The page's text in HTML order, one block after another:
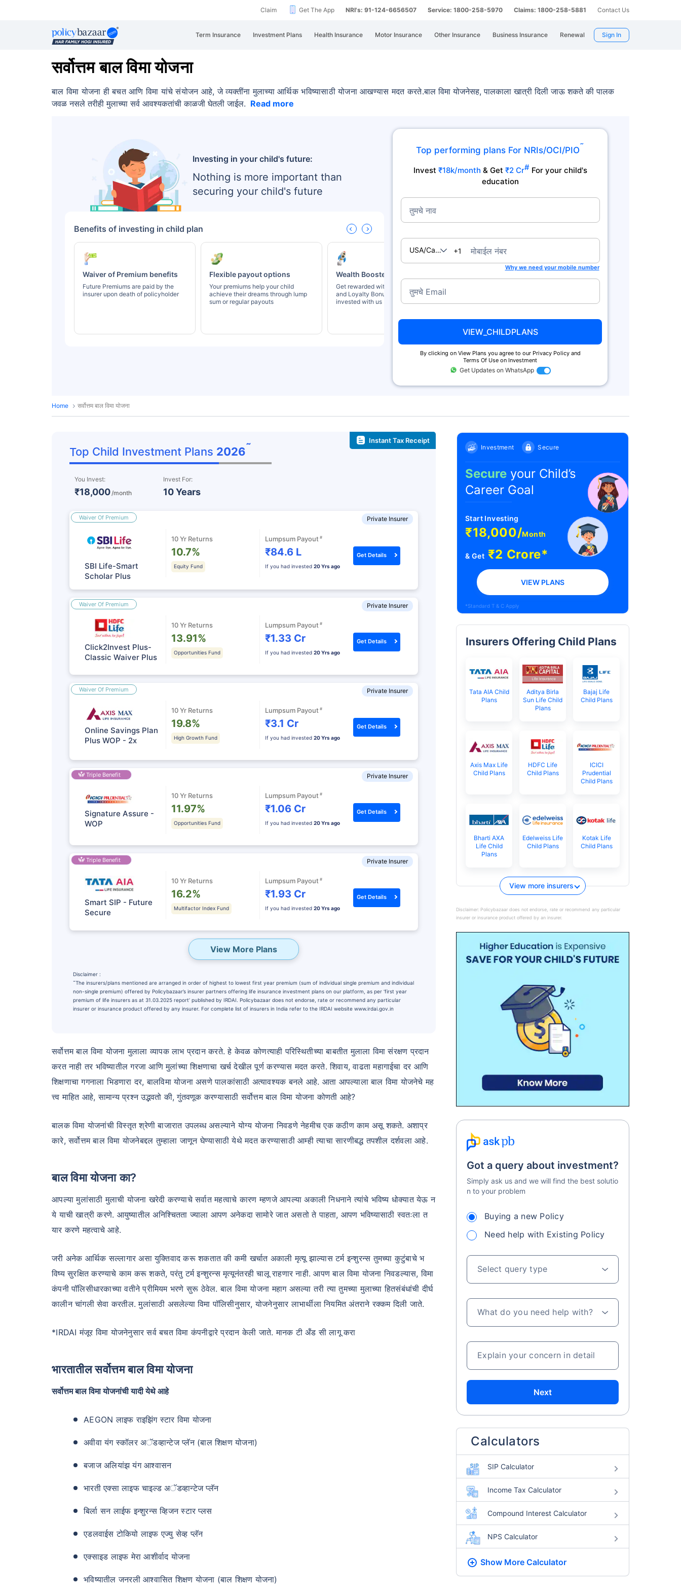
Claim Get The App NRI's: 91-124-6656507 Service: 1800-258-5970 Claims: 1800-258-5881 Contact Us
Term Insurance Investment Plans Health Insurance Motor Insurance Other Insurance Business Insurance Renewal Sign In
सर्वोत्तम बाल विमा योजना
बाल विमा योजना ही बचत आणि विमा यांचे संयोजन आहे, जे व्यक्तींना मुलाच्या आर्थिक भविष्यासाठी योजना आखण्यास मदत करते.बाल विमा योजनेसह, पालकाला खात्री दिली जाऊ शकते की पालक
जवळ नसले तरीही मुलाच्या सर्व आवश्यकतांची काळजी घेतली जाईल. Read more
Investing in your child's future:
Nothing is more important than
securing your child's future
Benefits of investing in child plan
Waiver of Premium benefits
Future Premiums are paid by the
insurer upon death of policyholder
Flexible payout options
Your premiums help your child
achieve their dreams through lump
sum or regular payouts
Wealth Boosters
Get rewarded with Wealth Booster
and Loyalty Bonus for staying
invested with us
extra
Section 10 (10D)
Top performing plans For NRIs/OCI/PIO˜
Invest ₹18k/month & Get ₹2 Cr# For your child's
education
तुमचे नाव
USA/Canada+1 मोबाईल नंबर
Why we need your mobile number
तुमचे Email
VIEW_CHILDPLANS
By clicking on View Plans you agree to our Privacy Policy and
Terms Of Use on Investment
Get Updates on WhatsApp
Home सर्वोत्तम बाल विमा योजना
Instant Tax Receipt
Top Child Investment Plans 2026˜
You Invest:
₹18,000 /month
Invest For:
10 Years
Private Insurer
Waiver Of Premium
SBI Life-Smart
Scholar Plus
10 Yr Returns
10.7%
Equity Fund
Lumpsum Payout #
₹84.6 L
If you had invested 20 Yrs ago
Get Details
Private Insurer
Waiver Of Premium
Click2Invest Plus-
Classic Waiver Plus
10 Yr Returns
13.91%
Opportunities Fund
Lumpsum Payout #
₹1.33 Cr
If you had invested 20 Yrs ago
Get Details
Private Insurer
Waiver Of Premium
Online Savings Plan
Plus WOP - 2x
10 Yr Returns
19.8%
High Growth Fund
Lumpsum Payout #
₹3.1 Cr
If you had invested 20 Yrs ago
Get Details
Private Insurer
Triple Benefit
Signature Assure -
WOP
10 Yr Returns
11.97%
Opportunities Fund
Lumpsum Payout #
₹1.06 Cr
If you had invested 20 Yrs ago
Get Details
Private Insurer
Triple Benefit
Smart SIP - Future
Secure
10 Yr Returns
16.2%
Multifactor Index Fund
Lumpsum Payout #
₹1.93 Cr
If you had invested 20 Yrs ago
Get Details
View More Plans
Disclaimer :
˜The insurers/plans mentioned are arranged in order of highest to lowest first year premium (sum of individual single premium and individual
non-single premium) offered by Policybazaar’s insurer partners offering life insurance investment plans on our platform, as per ‘first year
premium of life insurers as at 31.03.2025 report’ published by IRDAI. Policybazaar does not endorse, rate or recommend any particular
insurer or insurance product offered by any insurer. For complete list of insurers in India refer to the IRDAI website www.irdai.gov.in
सर्वोत्तम बाल विमा योजना मुलाला व्यापक लाभ प्रदान करते. हे केवळ कोणत्याही परिस्थितीच्या बाबतीत मुलाला विमा संरक्षण प्रदान
करत नाही तर भविष्यातील गरजा आणि मुलांच्या शिक्षणाचा खर्च देखील पूर्ण करण्यास मदत करते. शिवाय, वाढता महागाईचा दर आणि
शिक्षणाचा गगनाला भिडणारा दर, बालविमा योजना असणे पालकांसाठी अत्यावश्यक बनले आहे. आता आपल्याला बाल विमा योजनेचे मह
त्त्व माहित आहे, सामान्य प्रश्न उद्भवतो की, गुंतवणूक करण्यासाठी सर्वोत्तम बाल विमा योजना कोणती आहे?
बालक विमा योजनांची विस्तृत श्रेणी बाजारात उपलब्ध असल्याने योग्य योजना निवडणे नेहमीच एक कठीण काम असू शकते. अशाप्र
कारे, सर्वोत्तम बाल विमा योजनेबद्दल तुम्हाला जाणून घेण्यासाठी येथे मदत करण्यासाठी आम्ही त्याचा सारणीबद्ध तपशील दर्शवला आहे.
बाल विमा योजना का?
आपल्या मुलांसाठी मुलाची योजना खरेदी करण्याचे सर्वात महत्वाचे कारण म्हणजे आपल्या अकाली निधनाने त्यांचे भविष्य धोक्यात येऊ न
ये याची खात्री करणे. आयुष्यातील अनिश्चितता ज्याला आपण अनेकदा सामोरे जात असतो ते पाहता, आपण भविष्यासाठी स्वतःला त
यार करणे महत्वाचे आहे.
जरी अनेक आर्थिक सल्लागार असा युक्तिवाद करू शकतात की कमी खर्चात अकाली मृत्यू झाल्यास टर्म इन्शुरन्स तुमच्या कुटुंबाचे भ
विष्य सुरक्षित करण्याचे काम करू शकते, परंतु टर्म इन्शुरन्स मृत्यूनंतरही चालू राहणार नाही. आपण बाल विमा योजना निवडल्यास, विमा
कंपनी पॉलिसीधारकाच्या वतीने प्रीमियम भरणे सुरू ठेवेल. बाल विमा योजना महाग असल्या तरी त्या तुमच्या मुलाच्या हितसंबंधांची दीर्घ
कालीन चांगली सेवा करतील. मुलांसाठी असलेल्या विमा पॉलिसीनुसार, योजनेनुसार लाभार्थीला नियमित अंतराने रक्कम दिली जाते.
*IRDAI मंजूर विमा योजनेनुसार सर्व बचत विमा कंपनीद्वारे प्रदान केली जाते. मानक टी अँड सी लागू करा
भारतातील सर्वोत्तम बाल विमा योजना
सर्वोत्तम बाल विमा योजनांची यादी येथे आहे
AEGON लाइफ राइझिंग स्टार विमा योजना
अवीवा यंग स्कॉलर अॅडव्हान्टेज प्लॅन (बाल शिक्षण योजना)
बजाज अलियांझ यंग आश्वासन
भारती एक्सा लाइफ चाइल्ड अॅडव्हान्टेज प्लॅन
बिर्ला सन लाईफ इन्शुरन्स व्हिजन स्टार प्लस
एडलवाईस टोकियो लाइफ एज्यु सेव्ह प्लॅन
एक्साइड लाइफ मेरा आशीर्वाद योजना
भविष्यातील जनरली आश्वासित शिक्षण योजना (बाल शिक्षण योजना)
Investment Secure
Secure your Child’s
Career Goal
Start Investing
₹18,000/Month
& Get₹2 Crore*
VIEW PLANS
*Standard T & C Apply
Insurers Offering Child Plans
Tata AIA Child
Plans
Aditya Birla
Sun Life Child
Plans
Bajaj Life
Child Plans
Axis Max Life
Child Plans
HDFC Life
Child Plans
ICICI
Prudential
Child Plans
Bharti AXA
Life Child
Plans
Edelweiss Life
Child Plans
Kotak Life
Child Plans
View more insurers
Disclaimer: Policybazaar does not endorse, rate or recommend any particular
insurer or insurance product offered by an insurer.
Got a query about investment?
Simply ask us and we will find the best solutio
n to your problem
Buying a new Policy
Need help with Existing Policy
Select query type
What do you need help with?
Explain your concern in detail
Next
Calculators
SIP Calculator
Income Tax Calculator
Compound Interest Calculator
NPS Calculator
Show More Calculator
Wait a minute...
NOTHING IS MORE IMPORTANT THAN
Securing Your Child's Future
Invest₹10,000/monthand get₹1 CrTax
Free
View Plans